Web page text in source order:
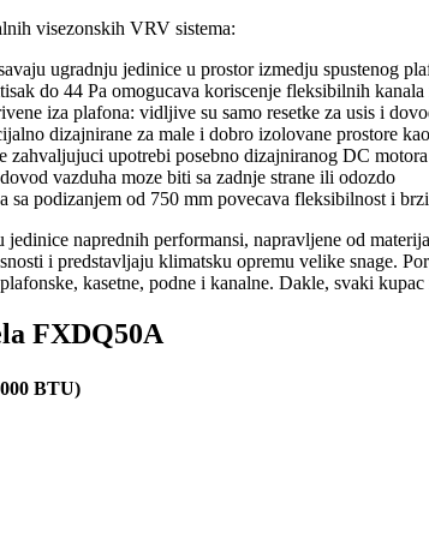
visezonskih VRV sistema:
ugradnju jedinice u prostor izmedju spustenog
do 44 Pa omogucava koriscenje fleksibilnih
iza plafona: vidljive su samo resetke za usis i
dizajnirane za male i dobro izolovane prostore
zahvaljujuci upotrebi posebno dizajniranog DC
vazduha moze biti sa zadnje strane ili odozdo
sa podizanjem od 750 mm povecava fleksibilnost i
naprednih performansi, napravljene od
i predstavljaju klimatsku opremu velike snage.
kasetne, podne i kanalne. Dakle, svaki
FXDQ50A
BTU)